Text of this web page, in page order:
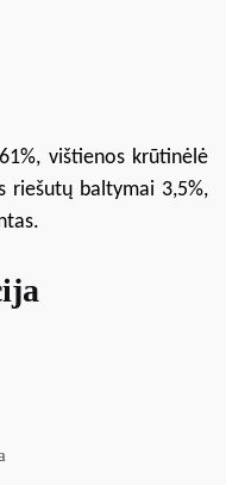
vištienos krūtinėlė
riešutų baltymai 3,5%,